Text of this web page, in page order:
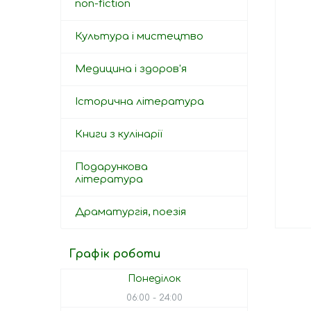
non-fiction
Культура і мистецтво
Медицина і здоров'я
Історична література
Книги з кулінарії
Подарункова
література
Драматургія, поезія
Графік роботи
Понеділок
06:00 24:00